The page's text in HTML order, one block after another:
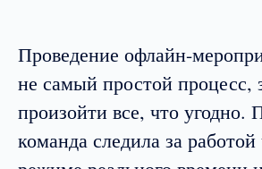
Проведение офлайн-
не самый простой процесс,
произойти все, что угодно.
команда следила за работой